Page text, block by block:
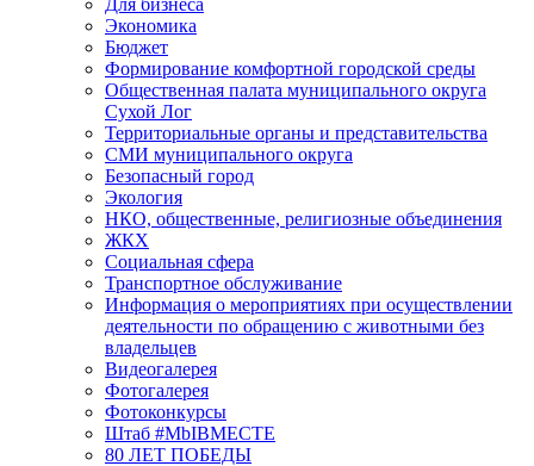
Экономика
Бюджет
Формирование комфортной городской среды
Общественная палата муниципального округа
Сухой Лог
Территориальные органы и представительства
СМИ муниципального округа
Безопасный город
Экология
НКО, общественные, религиозные объединения
ЖКХ
Социальная сфера
Транспортное обслуживание
Информация о мероприятиях при осуществлении
деятельности по обращению с животными без
владельцев
Видеогалерея
Фотогалерея
Фотоконкурсы
Штаб #MbIBMECTE
80 ЛЕТ ПОБЕДЫ